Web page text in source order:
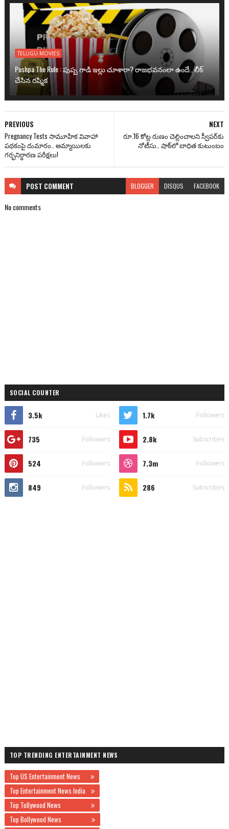
TELUGU MOVIES
Pushpa The Rule : పుష్ప గాడి ఇల్లు చూశారా? రాజభవనంలా ఉందే.. లీక్
చేసిన రష్మిక
NEXT
రూ.16 కోట్ల రుణం చెల్లించాలని స్వీపర్‌కు
నోటీసు.. షాక్‌లో బాధిత కుటుంబం
PREVIOUS
Pregnancy Tests సామూహిక వివాహా
పథకంపై దుమారం.. అమ్మాయిలకు
గర్భనిర్ధారణ పరీక్షలు!
POST COMMENT BLOGGER DISQUS FACEBOOK
No comments
SOCIAL COUNTER
3.5k Likes 1.7k Followers
735 Followers 2.8k Subscribes
524 Followers 7.3m Followers
849 Followers 286 Subscribes
TOP TRENDING ENTERTAINMENT NEWS
Top US Entertainment News
Top Entertainment News India
Top Tollywood News
Top Bollywood News